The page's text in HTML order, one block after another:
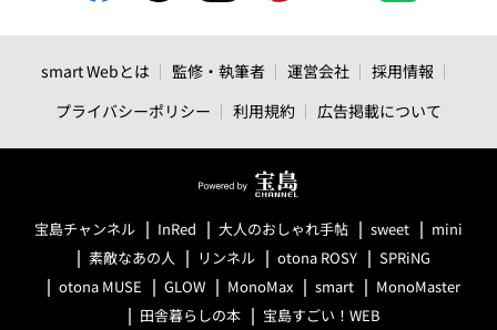
smart Webとは 監修・執筆者 運営会社
採用情報
プライバシーポリシー
利用規約 広告掲載について
宝島チャンネル InRed 大人のおしゃれ手帖 sweet
mini
素敵なあの人
リンネル otona ROSY
SPRiNG
otona MUSE
GLOW MonoMax smart
MonoMaster
田舎暮らしの本
宝島すごい！WEB